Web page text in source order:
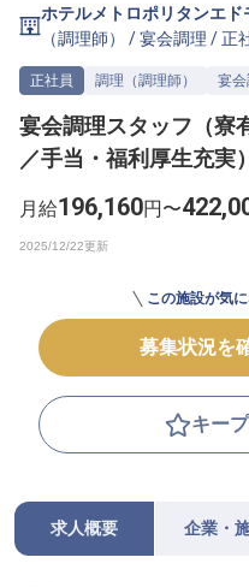
ホテルメトロポリタンエド
（調理師）
/宴会調理 /正
正社員 調理（調理師） 宴会
宴会調理スタッフ（寮
／手当・福利厚生充実）
月給196,160円〜
この施設が気
募集状況を
キー
求人概要 企業・